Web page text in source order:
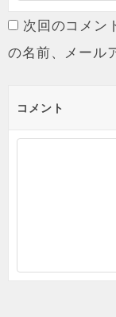
次回のコメン
の名前、メール
コメント